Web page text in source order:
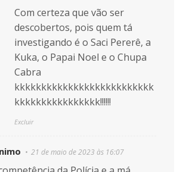
Com certeza que vão ser
descobertos, pois quem tá
investigando é o Saci Pererê, a
Kuka, o Papai Noel e o Chupa
Cabra
kkkkkkkkkkkkkkkkkkkkkkkkkk
kkkkkkkkkkkkkkkk!!!!!!
Excluir
21 de maio de 2023 às 16:07